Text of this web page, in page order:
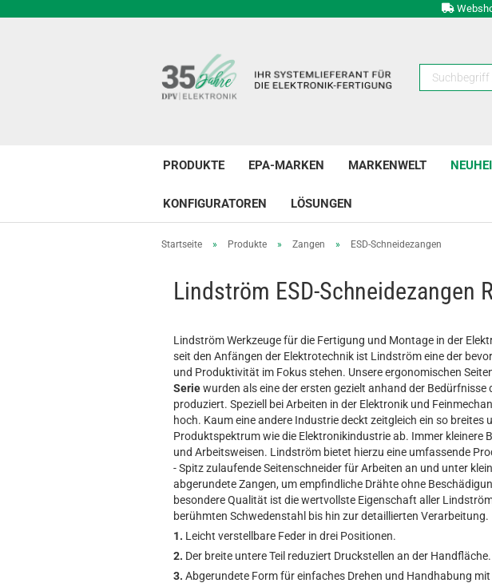
PRODUKTE EPA-MARKEN MARKENWELT
KONFIGURATOREN LÖSUNGEN
Startseite » Produkte » Zangen » ESD-Schneidezangen
Lindström ESD-Schneidezangen
Lindström Werkzeuge für die Fertigung und Montage in der
seit den Anfängen der Elektrotechnik ist Lindström eine der
und Produktivität im Fokus stehen. Unsere ergonomischen
Seriewurden als eine der ersten gezielt anhand der Bedürfnisse
produziert. Speziell bei Arbeiten in der Elektronik und
hoch. Kaum eine andere Industrie deckt zeitgleich ein so breites
Produktspektrum wie die Elektronikindustrie ab. Immer kleinere
und Arbeitsweisen. Lindström bietet hierzu eine umfassende
- Spitz zulaufende Seitenschneider für Arbeiten an und unter
abgerundete Zangen, um empfindliche Drähte ohne
besondere Qualität ist die wertvollste Eigenschaft aller
berühmten Schwedenstahl bis hin zur detaillierten Verarbeitung.
1. Leicht verstellbare Feder in drei Positionen.
2. Der breite untere Teil reduziert Druckstellen an der Handfläche.
3. Abgerundete Form für einfaches Drehen und Handhabung